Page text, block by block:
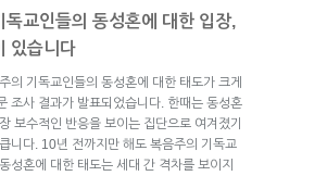
독교인들의 동성혼에 대한 입장,
있습니다
의 기독교인들의 동성혼에 대한 태도가 크게
조사 결과가 발표되었습니다. 한때는 동성혼
보수적인 반응을 보이는 집단으로 여겨졌기
니다. 10년 전까지만 해도 복음주의 기독교
성혼에 대한 태도는 세대 간 격차를 보이지